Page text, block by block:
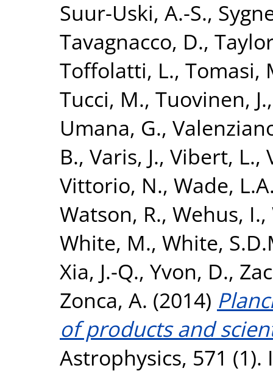
Suur-Uski, A.-S.,
Tavagnacco, D.,
Toffolatti, L., Tomasi,
Tucci, M., Tuovinen, J.
Umana, G.,
B., Varis, J., Vibert, L.,
Vittorio, N., Wade,
Watson, R., Wehus, I.,
White, M., White,
Xia, J.-Q., Yvon, D.,
Zonca, A. (2014)
of products and
Astrophysics, 571 (1).